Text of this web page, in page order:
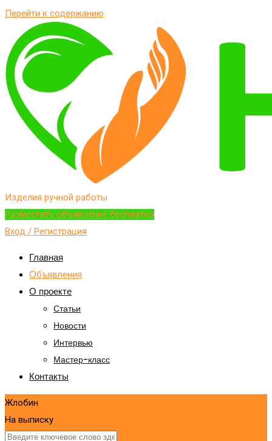
Перейти к содержанию
Изделия ручной работы
Разместить объявление бесплатно
Вход / Регистрация
Главная
Объявления
О проекте
Статьи
Новости
Интервью
Мастер-класс
Контакты
Жлобин
На выписку